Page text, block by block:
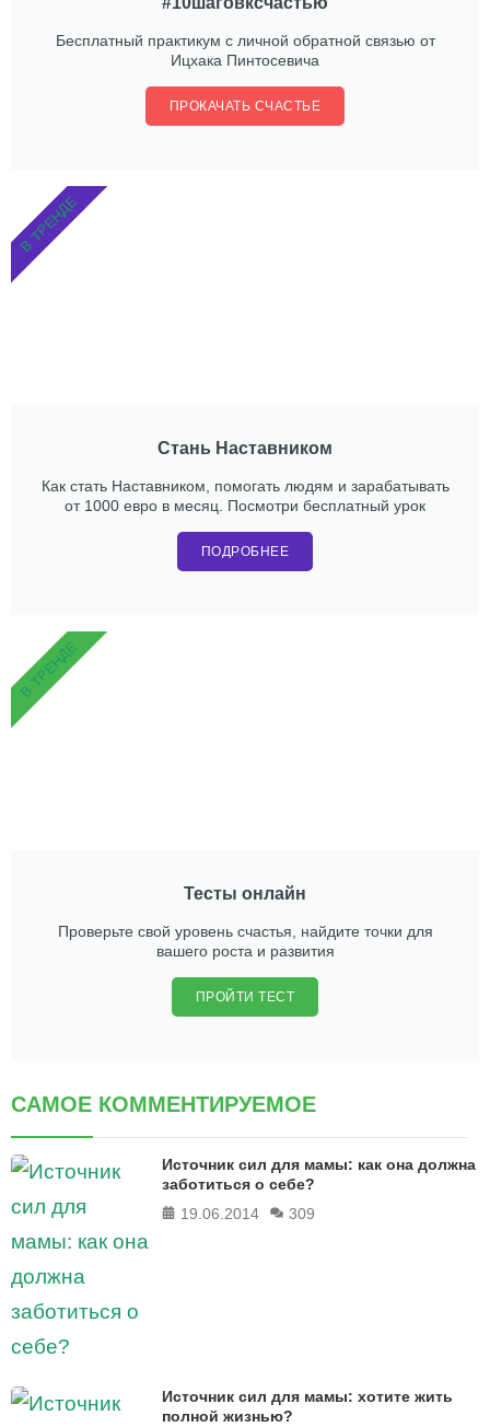
Бесплатный практикум с личной обратной связью от
Ицхака Пинтосевича
ПРОКАЧАТЬ СЧАСТЬЕ
Стань Наставником
Как стать Наставником, помогать людям и зарабатывать
от 1000 евро в месяц. Посмотри бесплатный урок
ПОДРОБНЕЕ
В ТРЕНДЕ
Тесты онлайн
Проверьте свой уровень счастья, найдите точки для
вашего роста и развития
ПРОЙТИ ТЕСТ
В ТРЕНДЕ
САМОЕ КОММЕНТИРУЕМОЕ
Источник сил для мамы: как она должна
заботиться о себе?
19.06.2014
309
Источник сил для мамы: хотите жить
полной жизнью?